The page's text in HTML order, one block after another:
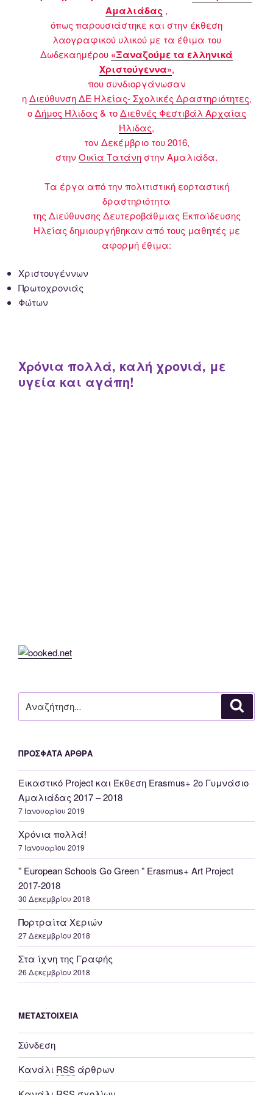
Αμαλιάδας ,
όπως παρουσιάστηκε και στην έκθεση
λαογραφικού υλικού με τα έθιμα του
Δωδεκαημέρου «Ξαναζούμε τα ελληνικά
Χριστούγεννα»,
που συνδιοργάνωσαν
ηΔιεύθυνση ΔΕ Ηλείας- Σχολικές Δραστηριότητες,
οΔήμος Ήλιδας & τοΔιεθνές Φεστιβάλ Αρχαίας
Ήλιδας,
τον Δεκέμβριο του 2016,
στην Οικία Τατάνη στην Αμαλιάδα.
Τα έργα από την πολιτιστική εορταστική
δραστηριότητα
της Διεύθυνσης Δευτεροβάθμιας Εκπαίδευσης
Ηλείας δημιουργήθηκαν από τους μαθητές με
αφορμή έθιμα:
Χριστουγέννων
Πρωτοχρονιάς
Φώτων
Χρόνια πολλά, καλή χρονιά, με
υγεία και αγάπη!
για:
ΠΡΌΣΦΑΤΑ ΆΡΘΡΑ
Εικαστικό Project και Έκθεση Erasmus+ 2o Γυμνάσιο
Αμαλιάδας 2017 – 2018
7 Ιανουαρίου 2019
Χρόνια πολλά!
7 Ιανουαρίου 2019
” European Schools Go Green ” Erasmus+ Αrt Project
2017-2018
30 Δεκεμβρίου 2018
Πορτραίτα Χεριών
27 Δεκεμβρίου 2018
Στα ίχνη της Γραφής
26 Δεκεμβρίου 2018
ΜΕΤΑΣΤΟΙΧΕΊΑ
Σύνδεση
Κανάλι RSS άρθρων